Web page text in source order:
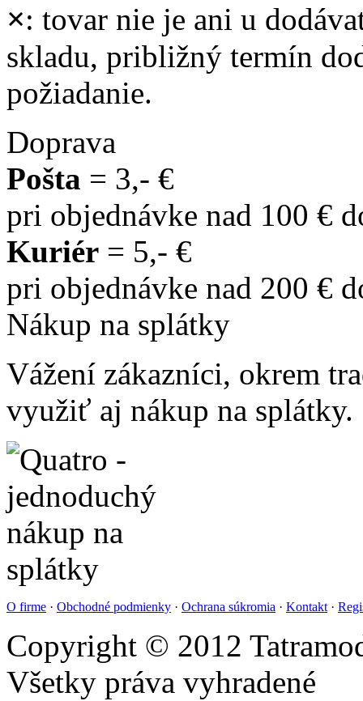
×: tovar nie je ani u
skladu, približný termín
požiadanie.
Doprava
Pošta = 3,- €
pri objednávke nad 100 €
Kuriér = 5,- €
pri objednávke nad 200 €
Nákup na splátky
Vážení zákazníci, okrem
využiť aj nákup na splátky.
O firme · Obchodné podmienky · Ochrana súkromia · Kontakt ·
Copyright © 2012
Všetky práva vyhradené